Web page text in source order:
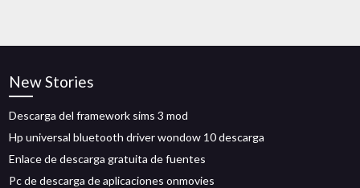
New Stories
Descarga del framework sims 3 mod
Hp universal bluetooth driver wondow 10 descarga
Enlace de descarga gratuita de fuentes
Pc de descarga de aplicaciones onmovies